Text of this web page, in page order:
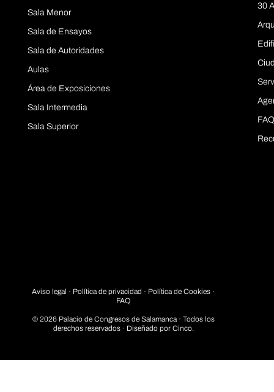
Sala Menor
Sala de Ensayos
Sala de Autoridades
Aulas
Área de Exposiciones
Sala Intermedia
Sala Superior
30
Aviso legal · Política de privacidad · Política de Cookies ·
FAQ
© 2026 Palacio de Congresos de Salamanca · Todos los
derechos reservados · Diseñado por Cinco.